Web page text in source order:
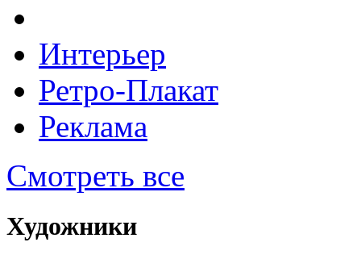
Интерьер
Ретро-Плакат
Реклама
Смотреть все
Художники